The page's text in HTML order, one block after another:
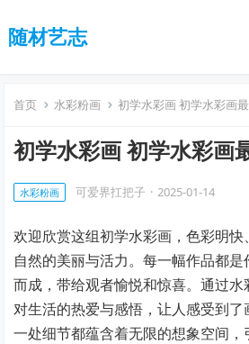
随材艺志
首页 水彩粉画 初学水彩画 初学水彩画
初学水彩画 初学水彩画
水彩粉画 可爱界扛把子 · 2025-01-14
欢迎欣赏这组初学水彩画，色彩明
自然的美丽与活力。每一幅作品都
而成，带给观者愉悦和惊喜。通过
对生活的热爱与感悟，让人感受到
一处细节都蕴含着无限的想象空间